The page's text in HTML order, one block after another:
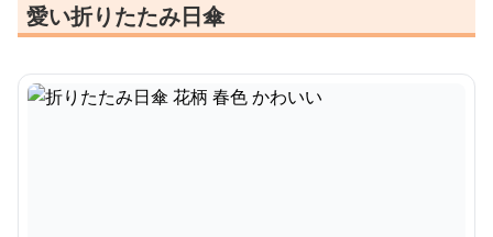
愛い折りたたみ日傘